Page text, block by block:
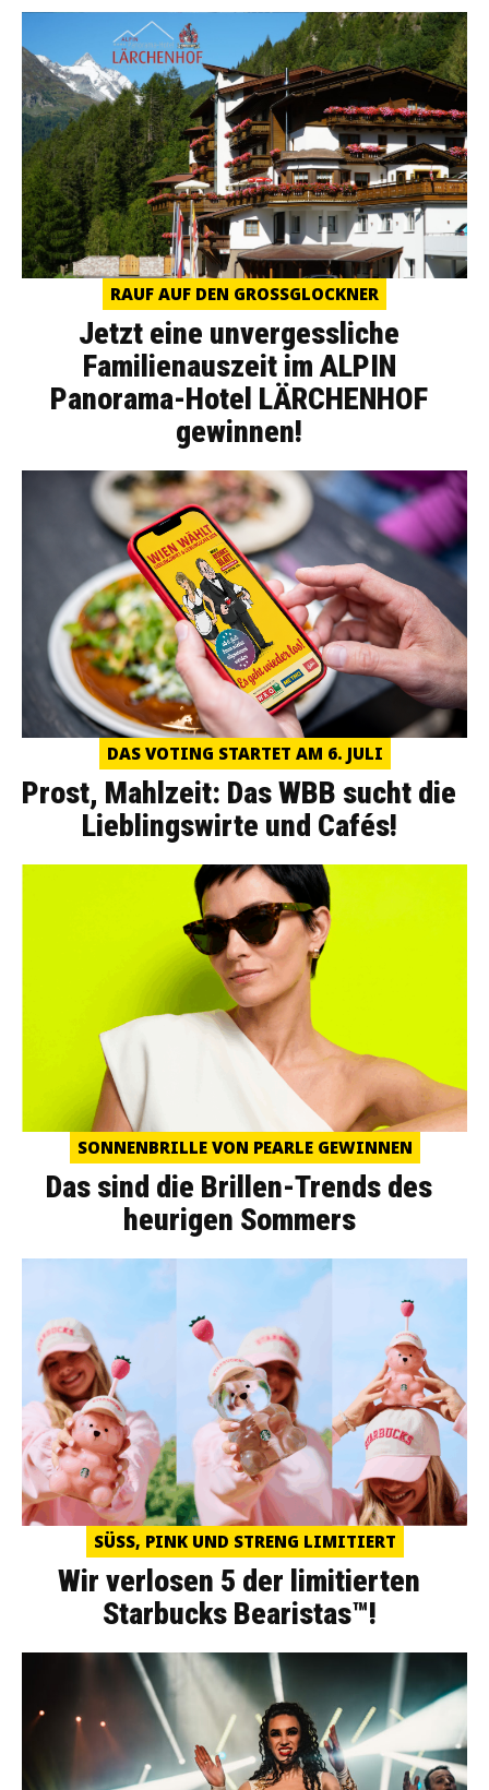
RAUF AUF DEN GROSSGLOCKNER
Jetzt eine unvergessliche
Familienauszeit im ALPIN
Panorama-Hotel LÄRCHENHOF
gewinnen!
DAS VOTING STARTET AM 6. JULI
Prost, Mahlzeit: Das WBB sucht die
Lieblingswirte und Cafés!
SONNENBRILLE VON PEARLE GEWINNEN
Das sind die Brillen-Trends des
heurigen Sommers
SÜSS, PINK UND STRENG LIMITIERT
Wir verlosen 5 der limitierten
Starbucks Bearistas™!